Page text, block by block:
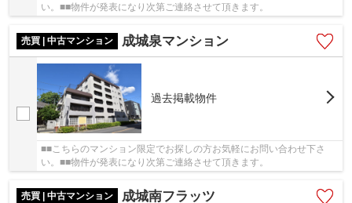
い。■■物件が発表になり次第ご連絡させて頂きます。
売買 | 中古マンション 成城泉マンション
過去掲載物件
■■こちらのマンション限定でお探しの方お気軽にお問い合わせ下さ
い。■■物件が発表になり次第ご連絡させて頂きます。
売買 | 中古マンション 成城南フラッツ